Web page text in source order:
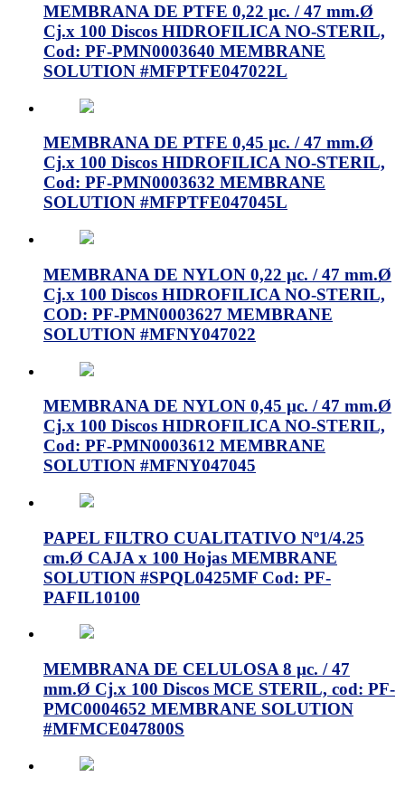
MEMBRANA DE PTFE 0,22 µc. / 47 mm.Ø
Cj.x 100 Discos HIDROFILICA NO-STERIL,
Cod: PF-PMN0003640 MEMBRANE
SOLUTION #MFPTFE047022L
MEMBRANA DE PTFE 0,45 µc. / 47 mm.Ø
Cj.x 100 Discos HIDROFILICA NO-STERIL,
Cod: PF-PMN0003632 MEMBRANE
SOLUTION #MFPTFE047045L
MEMBRANA DE NYLON 0,22 µc. / 47 mm.Ø
Cj.x 100 Discos HIDROFILICA NO-STERIL,
COD: PF-PMN0003627 MEMBRANE
SOLUTION #MFNY047022
MEMBRANA DE NYLON 0,45 µc. / 47 mm.Ø
Cj.x 100 Discos HIDROFILICA NO-STERIL,
Cod: PF-PMN0003612 MEMBRANE
SOLUTION #MFNY047045
PAPEL FILTRO CUALITATIVO Nº1/4.25
cm.Ø CAJA x 100 Hojas MEMBRANE
SOLUTION #SPQL0425MF Cod: PF-
PAFIL10100
MEMBRANA DE CELULOSA 8 µc. / 47
mm.Ø Cj.x 100 Discos MCE STERIL, cod: PF-
PMC0004652 MEMBRANE SOLUTION
#MFMCE047800S